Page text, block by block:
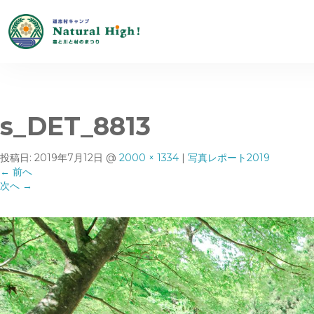
s_DET_8813
投稿日: 2019年7月12日 @ 2000 × 1334 | 写真レポート2019
← 前へ
次へ →